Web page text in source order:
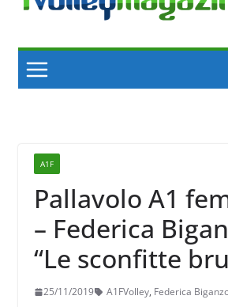
content
A1F
Pallavolo A1
– Federica
“Le sconfitte
ma possiamo
25/11/2019 A1FVolley, Federica